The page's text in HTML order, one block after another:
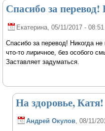
Спасибо за
Екатерина , 05/11/2017 - 08:51
Спасибо за перевод! Никогда
что-то лиричное, без особого
Заставляет задуматься.
На здоровье, Катя!
Андрей Окулов, 08/11/